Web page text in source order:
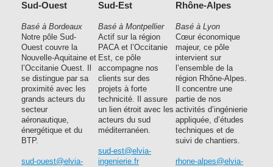
Sud-Ouest
Basé à Bordeaux
Notre pôle Sud-
Ouest couvre la
Nouvelle-Aquitaine et
l’Occitanie Ouest. Il
se distingue par sa
proximité avec les
grands acteurs du
secteur
aéronautique,
énergétique et du
BTP.
sud-ouest@elvia-
Sud-Est
Basé à Montpellier
Actif sur la région
PACA et l’Occitanie
Est, ce pôle
accompagne nos
clients sur des
projets à forte
technicité. Il assure
un lien étroit avec les
acteurs du sud
méditerranéen.
sud-est@elvia-
ingenierie.fr
Rhône-Alpes
Basé à Lyon
Cœur économique
majeur, ce pôle
intervient sur
l’ensemble de la
région Rhône-Alpes.
Il concentre une
partie de nos
activités d’ingénierie
appliquée, d’études
techniques et de
suivi de chantiers.
rhone-alpes@elvia-